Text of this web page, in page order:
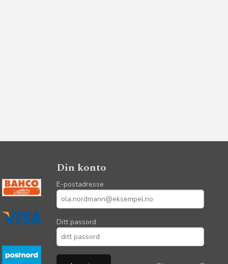
Din konto
E-postadresse
Ditt passord